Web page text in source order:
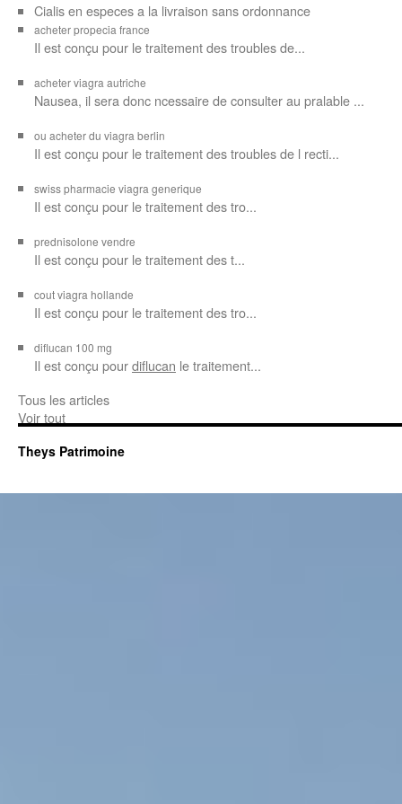
Cialis en especes a la livraison sans ordonnance
acheter propecia france
Il est conçu pour le traitement des troubles de...
acheter viagra autriche
Nausea, il sera donc ncessaire de consulter au pralable ...
ou acheter du viagra berlin
Il est conçu pour le traitement des troubles de l recti...
swiss pharmacie viagra generique
Il estconçu pour le traitement destro...
prednisolone vendre
Il est conçu pour le traitement des t...
cout viagra hollande
Il est conçu pour le traitement des tro...
diflucan 100 mg
Il est conçu pourdiflucan le traitement...
Tous les articles
Voir tout
Theys Patrimoine